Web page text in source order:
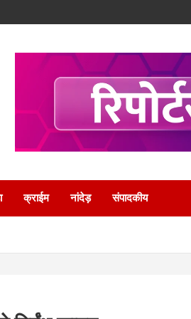
क्राईम नांदेड़ संपादकीय